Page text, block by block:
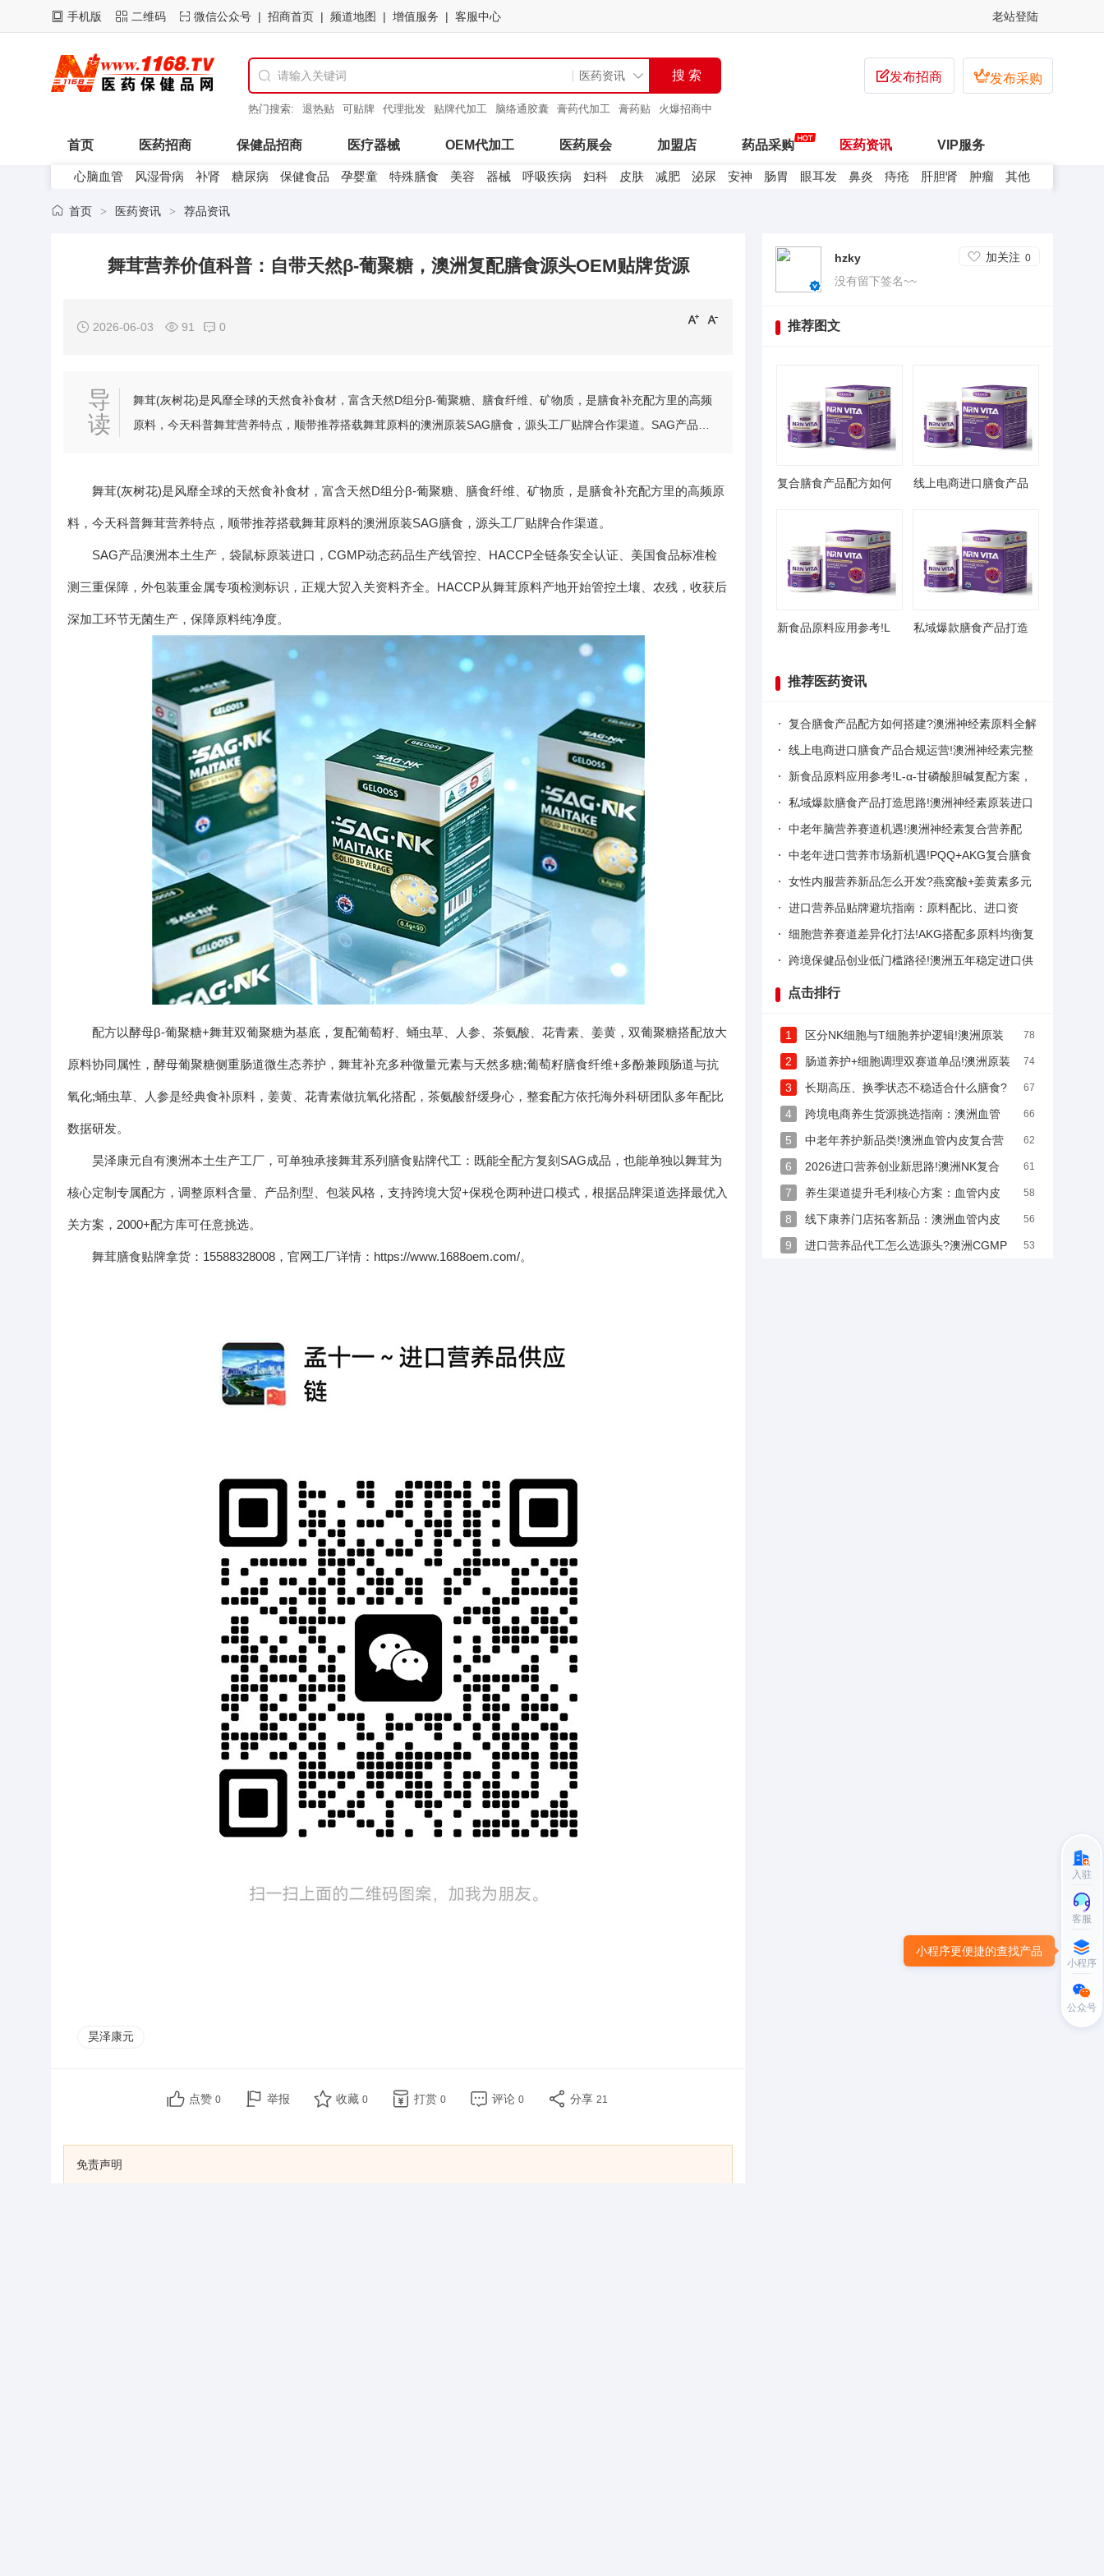
老站登陆
手机版 二维码  微信公众号 招商首页 频道地图 增值服务 客服中心
热门搜索: 退热贴 可贴牌 代理批发 贴牌代加工 脑络通胶囊 膏药代加工 膏药贴
火爆招商中
发布采购
发布招商
首页 医药招商 保健品招商 医疗器械 OEM代加工 医药展会 加盟店 药品采购 医药资讯 VIP服务
医药企业
心脑血管 风湿骨病 补肾 糖尿病 保健食品 孕婴童 特殊膳食 美容 器械 呼吸疾病 妇科 皮肤 减肥 泌尿 安神 肠胃 眼耳发 鼻炎 痔疮 肝胆肾 肿瘤 其他
首页 > 医药资讯 > 荐品资讯
舞茸营养价值科普：自带天然β-葡聚糖，澳洲复配膳食源头OEM贴牌货源
2026-06-03 91 0
导
读
舞茸(灰树花)是风靡全球的天然食补食材，富含天然D组分β-葡聚糖、膳食纤维、矿物质，是膳食补充配方里的高频
原料，今天科普舞茸营养特点，顺带推荐搭载舞茸原料的澳洲原装SAG膳食，源头工厂贴牌合作渠道。SAG产品澳
舞茸(灰树花)是风靡全球的天然食补食材，富含天然D组分β-葡聚糖、膳食纤维、矿物质，是膳食补充配方里的高频原
料，今天科普舞茸营养特点，顺带推荐搭载舞茸原料的澳洲原装SAG膳食，源头工厂贴牌合作渠道。
SAG产品澳洲本土生产，袋鼠标原装进口，CGMP动态药品生产线管控、HACCP全链条安全认证、美国食品标准检
测三重保障，外包装重金属专项检测标识，正规大贸入关资料齐全。HACCP从舞茸原料产地开始管控土壤、农残，收获后
深加工环节无菌生产，保障原料纯净度。
配方以酵母β-葡聚糖+舞茸双葡聚糖为基底，复配葡萄籽、蛹虫草、人参、茶氨酸、花青素、姜黄，双葡聚糖搭配放大
原料协同属性，酵母葡聚糖侧重肠道微生态养护，舞茸补充多种微量元素与天然多糖;葡萄籽膳食纤维+多酚兼顾肠道与抗
氧化;蛹虫草、人参是经典食补原料，姜黄、花青素做抗氧化搭配，茶氨酸舒缓身心，整套配方依托海外科研团队多年配比
数据研发。
昊泽康元自有澳洲本土生产工厂，可单独承接舞茸系列膳食贴牌代工：既能全配方复刻SAG成品，也能单独以舞茸为
核心定制专属配方，调整原料含量、产品剂型、包装风格，支持跨境大贸+保税仓两种进口模式，根据品牌渠道选择最优入
关方案，2000+配方库可任意挑选。
舞茸膳食贴牌拿货：15588328008，官网工厂详情：https://www.1688oem.com/。
昊泽康元
点赞 0 举报 收藏 0 打赏 0 评论 0 分享 21
免责声明
hzky 加关注 0
没有留下签名~~
推荐图文
复合膳食产品配方如何 线上电商进口膳食产品
新食品原料应用参考!L 私域爆款膳食产品打造
推荐医药资讯
复合膳食产品配方如何搭建?澳洲神经素原料全解
析，澳洲原装进口ODM贴牌源头工厂
线上电商进口膳食产品合规运营!澳洲神经素完整
资质供应链，贴牌定制一站式服务
新食品原料应用参考!L-α-甘磷酸胆碱复配方案，
澳洲进口神经素跨境OEM代工
私域爆款膳食产品打造思路!澳洲神经素原装进口
配方，跨境ODM贴牌灵活定制
中老年脑营养赛道机遇!澳洲神经素复合营养配
方，跨境原装进口贴牌定制方案
中老年进口营养市场新机遇!PQQ+AKG复合膳食
贴牌，澳洲五年稳定供应链一站式OEM代工
女性内服营养新品怎么开发?燕窝酸+姜黄素多元
复配，澳洲跨境进口ODM贴牌源头工厂方案
进口营养品贴牌避坑指南：原料配比、进口资
质、代工实力三大核心标准，澳洲源头厂对照参
考
细胞营养赛道差异化打法!AKG搭配多原料均衡复
配，澳洲进口营养品ODM贴牌源头工厂分享
跨境保健品创业低门槛路径!澳洲五年稳定进口供
应链，多元复配原料贴牌定制，小批量可试样
点击排行
78
1
区分NK细胞与T细胞养护逻辑!澳洲原装
复合膳食海外贴牌，跨境代工货源深度解析
74
2
肠道养护+细胞调理双赛道单品!澳洲原装
复合膳食源头工厂，跨境贴牌一站式落地
67
3
长期高压、换季状态不稳适合什么膳食?
澳洲CGMP原厂复合营养，跨境贴牌定制招商
66
4
跨境电商养生货源挑选指南：澳洲血管
内皮复配ODM定制，正规大贸手续齐全
62
5
中老年养护新品类!澳洲血管内皮复合营
养，跨境贴牌代工合作通道开启
61
6
2026进口营养创业新思路!澳洲NK复合
膳食OEM贴牌，海外源头工厂直供无中间商
58
7
养生渠道提升毛利核心方案：血管内皮
差异化复配，澳洲源头贴牌无中间商
56
8
线下康养门店拓客新品：澳洲血管内皮
复配膳食OEM贴牌，打造门店自有货源
53
9
进口营养品代工怎么选源头?澳洲CGMP
入驻
客服
小程序
小程序更便捷的查找产品
公众号